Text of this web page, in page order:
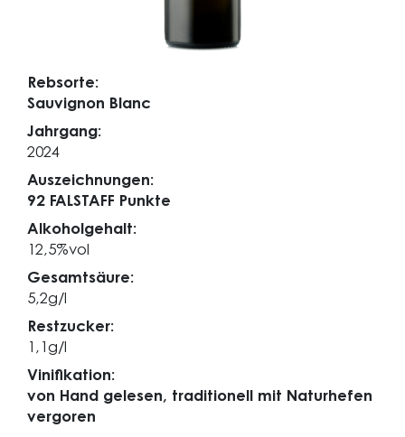
Rebsorte:
Sauvignon Blanc
Jahrgang:
2024
Auszeichnungen:
92 FALSTAFF Punkte
Alkoholgehalt:
12,5%vol
Gesamtsäure:
5,2g/l
Restzucker:
1,1g/l
Vinifikation:
von Hand gelesen, traditionell mit Naturhefen
vergoren